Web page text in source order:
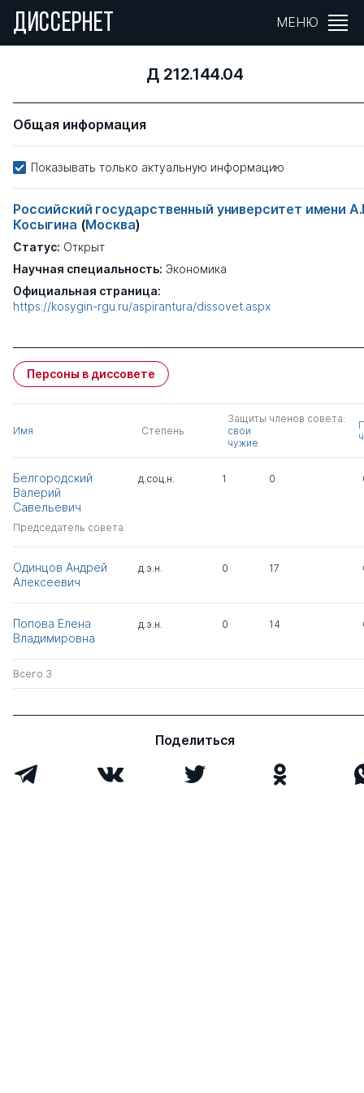
ДИССЕРНЕТ МЕНЮ
Д 212.144.04
Общая информация
Показывать только актуальную информацию
Российский государственный университет имени
Косыгина (Москва)
Статус: Открыт
Научная специальность: Экономика
Официальная страница:
https://kosygin-rgu.ru/aspirantura/dissovet.aspx
Персоны в диссовете
Имя Степень
Защиты членов совета:
свои
чужие
Белгородский
Валерий
Савельевич
Председатель совета
д.соц.н. 1 0
Одинцов Андрей
Алексеевич
д.э.н. 0 17
Попова Елена
Владимировна
д.э.н. 0 14
Всего 3
Поделиться